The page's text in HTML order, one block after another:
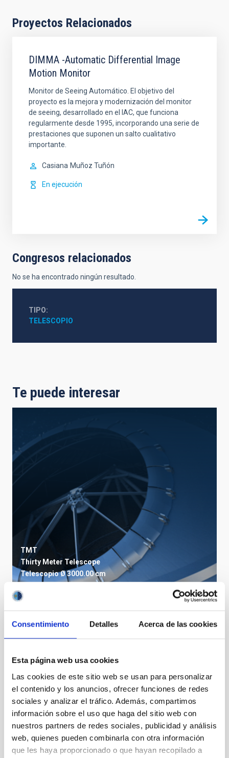
Consentimiento Detalles Acerca de las cookies
Esta página web usa cookies
Las cookies de este sitio web se usan para personalizar
el contenido y los anuncios, ofrecer funciones de redes
sociales y analizar el tráfico. Además, compartimos
información sobre el uso que haga del sitio web con
nuestros partners de redes sociales, publicidad y análisis
web, quienes pueden combinarla con otra información
que les haya proporcionado o que hayan recopilado a
Proyectos Relacionados
DIMMA -Automatic Differential Image
Motion Monitor
Monitor de Seeing Automático. El objetivo del
proyecto es la mejora y modernización del monitor
de seeing, desarrollado en el IAC, que funciona
regularmente desde 1995, incorporando una serie de
prestaciones que suponen un salto cualitativo
importante.
Casiana Muñoz Tuñón
En ejecución
Congresos relacionados
No se ha encontrado ningún resultado.
TIPO
TELESCOPIO
Te puede interesar
TMT
Thirty Meter Telescope
TelescopioØ 3000.00 cm
LST
Large-Sized Telescope